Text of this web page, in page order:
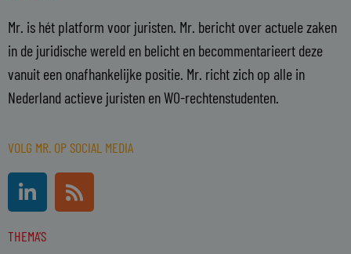
Mr. is hét platform voor juristen. Mr. bericht over actuele zaken
in de juridische wereld en belicht en becommentarieert deze
vanuit een onafhankelijke positie. Mr. richt zich op alle in
Nederland actieve juristen en WO-rechtenstudenten.
VOLG MR. OP SOCIAL MEDIA
L
i
n
k
R
s
s
THEMA'S